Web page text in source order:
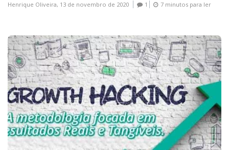
Henrique Oliveira, 13 de novembro de 2020 1 7 minutos para ler